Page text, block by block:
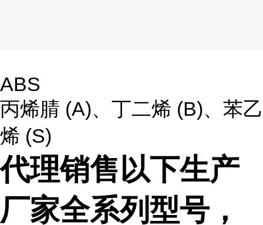
ABS
丙烯腈 (A)、丁二烯 (B)、苯乙
烯 (S)
代理销售以下生产
厂家全系列型号，